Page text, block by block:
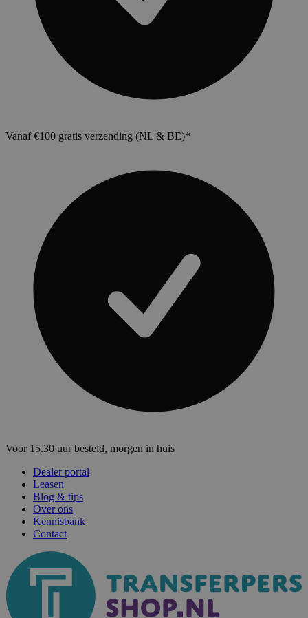
Vanaf €100 gratis verzending (NL & BE)*
Voor 15.30 uur besteld, morgen in huis
Dealer portal
Leasen
Blog & tips
Over ons
Kennisbank
Contact